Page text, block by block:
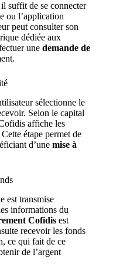
il suffit de se connecter
ou l’application
peut consulter son
dédiée aux
une demande de
sélectionne le
Selon le capital
affiche les
étape permet de
d’une mise à
est transmise
informations du
Cofidis est
recevoir les fonds
ce qui fait de ce
de l’argent